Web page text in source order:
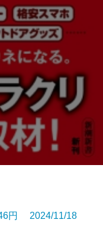
円 2024/11/18